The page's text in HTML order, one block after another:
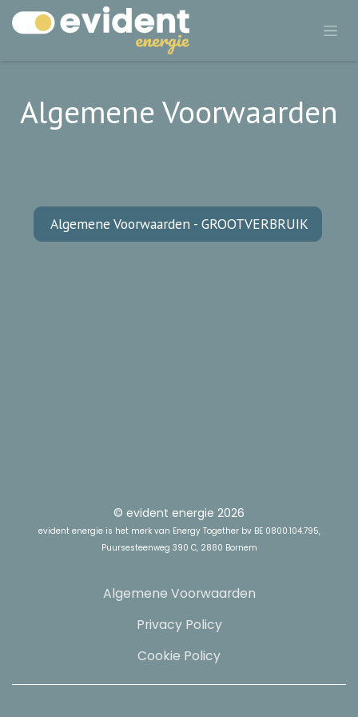
Algemene Voorwaarden
Algemene Voorwaarden - GROOTVERBRUIK
© evident energie 2026
evident energie is het merk van Energy Together bv BE 0800.104.795,
Puursesteenweg 390 C, 2880 Bornem
Algemene Voorwaarden
Privacy Policy
Cookie Policy